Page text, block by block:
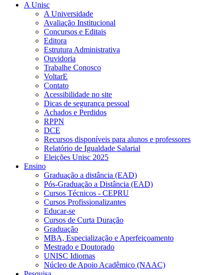
A Unisc
A Universidade
Avaliação Institucional
Concursos e Editais
Editora
Estrutura Administrativa
Ouvidoria
Trabalhe Conosco
VoltarE
Contato
Acessibilidade no site
Dicas de segurança pessoal
Achados e Perdidos
RPPN
DCE
Recursos disponíveis para alunos e professores
Relatório de Igualdade Salarial
Eleições Unisc 2025
Ensino
Graduação a distância (EAD)
Pós-Graduação a Distância (EAD)
Cursos Técnicos - CEPRU
Cursos Profissionalizantes
Educar-se
Cursos de Curta Duração
Graduação
MBA, Especialização e Aperfeiçoamento
Mestrado e Doutorado
UNISC Idiomas
Núcleo de Apoio Acadêmico (NAAC)